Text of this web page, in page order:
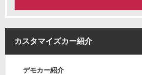
カスタマイズカー紹介
デモカー紹介